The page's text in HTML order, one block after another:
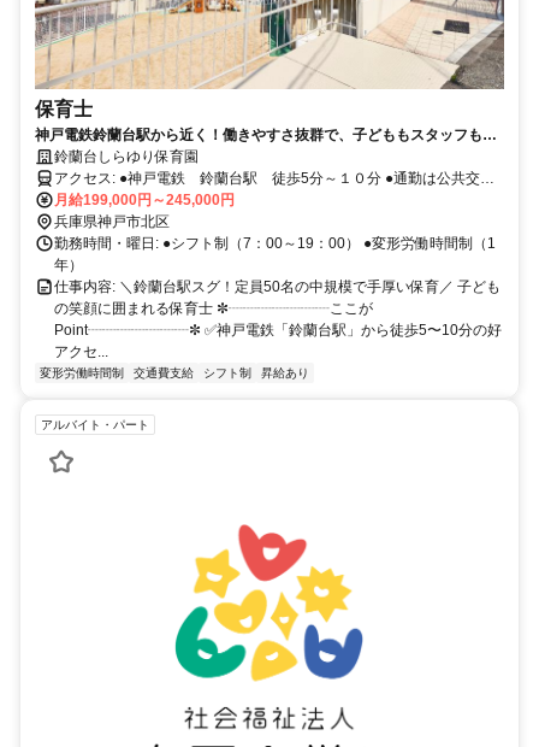
保育士
神戸電鉄鈴蘭台駅から近く！働きやすさ抜群で、子どももスタッフも大
切にしている職場です。
鈴蘭台しらゆり保育園
アクセス: ●神戸電鉄 鈴蘭台駅 徒歩5分～１０分 ●通勤は公共交通
機関か徒歩となります。
月給199,000円～245,000円
兵庫県神戸市北区
勤務時間・曜日: ●シフト制（7：00～19：00） ●変形労働時間制（1
年）
仕事内容: ＼鈴蘭台駅スグ！定員50名の中規模で手厚い保育／ 子ども
の笑顔に囲まれる保育士 ✼┈┈┈┈┈┈┈ここが
Point┈┈┈┈┈┈┈✼ ✅神戸電鉄「鈴蘭台駅」から徒歩5〜10分の好
アクセ...
変形労働時間制 交通費支給 シフト制 昇給あり
アルバイト・パート